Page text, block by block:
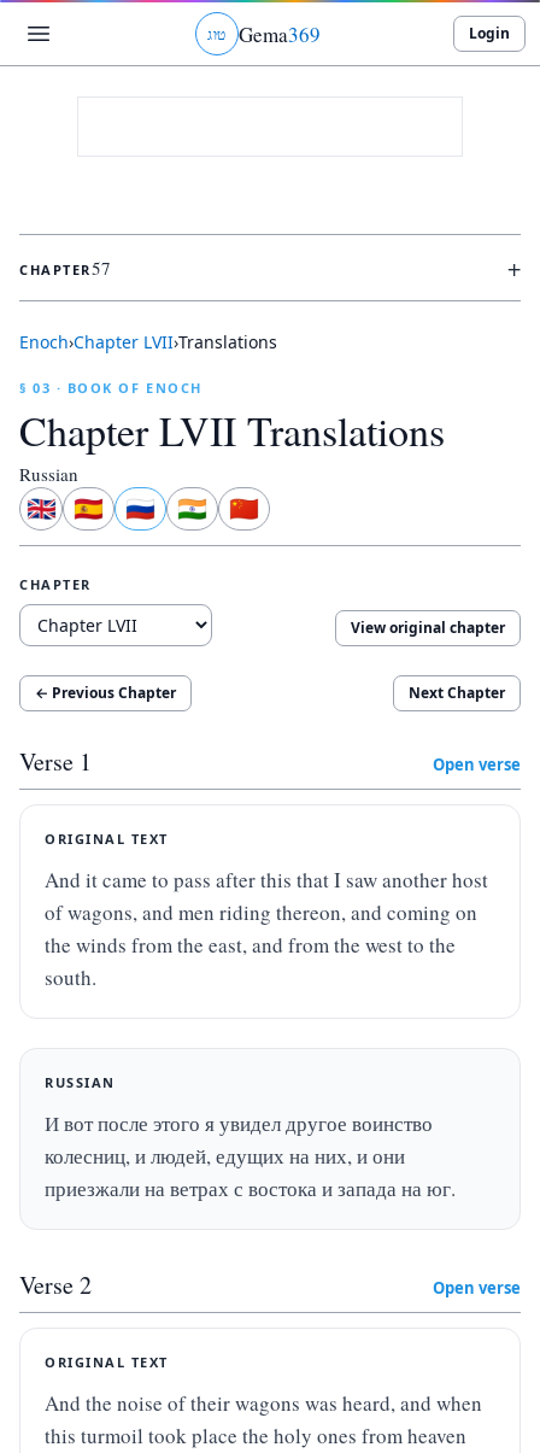
גוט Gema369 Login
CHAPTER57 +
Enoch›Chapter LVII›Translations
§ 03 · BOOK OF ENOCH
ChapterLVIITranslations
Russian
🇬🇧 🇪🇸 🇷🇺 🇮🇳 🇨🇳
CHAPTER
View original chapter
← Previous Chapter Next Chapter
Verse 1 Open verse
ORIGINAL TEXT
And it came to pass after this that I saw another host
of wagons, and men riding thereon, and coming on
the winds from the east, and from the west to the
south.
RUSSIAN
И вот после этого я увидел другое воинство
колесниц, и людей, едущих на них, и они
приезжали на ветрах с востока и запада на юг.
Verse2 Open verse
ORIGINAL TEXT
And the noise of their wagons was heard, and when
this turmoil took place the holy ones from heaven